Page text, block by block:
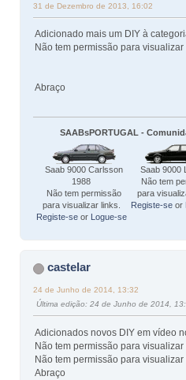
31 de Dezembro de 2013, 16:02
Adicionado mais um DIY à
Não tem permissão para visualizar
Abraço
SAABsPORTUGAL -
Saab 9000 Carlsson
1988
Não tem permissão
para visualizar links.
Registe-seor Logue-se
Saab 9000
Não tem
para
Registe-se or
castelar
24 de Junho de 2014, 13:32
Última edição: 24 de Junho de 2014,
Adicionados novos DIY em vídeo
Não tem permissão para visualizar
Não tem permissão para visualizar
Abraço